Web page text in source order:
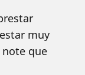
muy
que